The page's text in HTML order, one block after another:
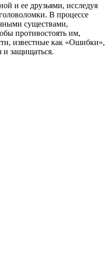
и ее друзьями, исследуя
В процессе
существами,
противостоять им,
известные как «Ошибки»,
и защищаться.